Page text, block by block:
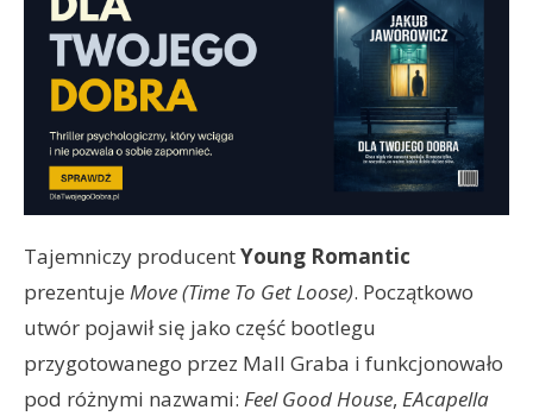
Tajemniczy producentYoung Romantic
prezentuje Move (Time To Get Loose). Początkowo
utwór pojawił się jako część bootlegu
przygotowanego przez Mall Graba i funkcjonowało
pod różnymi nazwami: Feel Good House, EAcapella